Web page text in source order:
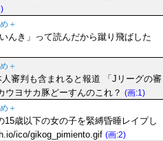
＋
んき」って読んだから蹴り飛ばした
＋
審判も含まれると報道 「Jリーグの審
ヨサカ豚どーすんのこれ？ (画:1)
＋
歳以下の女の子を緊縛昏睡レイプし
ico/gikog_pimiento.gif (画:2)